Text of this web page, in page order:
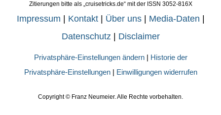
Zitierungen bitte als „cruisetricks.de“ mit der ISSN 3052-816X
Impressum Kontakt| Über uns| Media-Daten
Datenschutz| Disclaimer
Privatsphäre-Einstellungen ändern| Historie der
Privatsphäre-Einstellungen| Einwilligungen widerrufen
Copyright © Franz Neumeier. Alle Rechte vorbehalten.